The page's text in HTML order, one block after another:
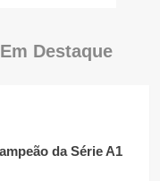
Em Destaque
da Série A1